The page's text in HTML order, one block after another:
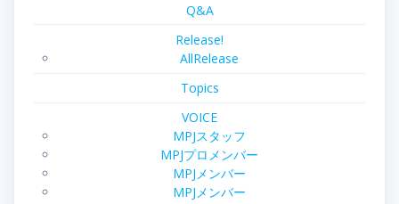
Q&A
Release!
AllRelease
Topics
VOICE
MPJスタッフ
MPJプロメンバー
MPJメンバー
MPJメンバー